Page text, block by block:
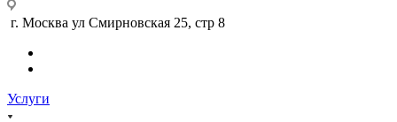
г. Москва ул Смирновская 25, стр 8
Услуги